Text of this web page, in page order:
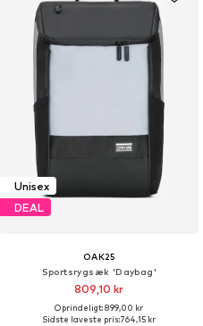
Unisex
DEAL
OAK25
Sportsrygsæk 'Daybag'
809,10 kr
Oprindeligt: 899,00 kr
Sidste laveste pris:764,15 kr